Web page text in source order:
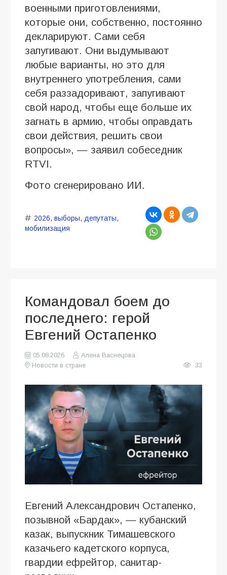
военными приготовлениями,
которые они, собственно, постоянно
декларируют. Сами себя
запугивают. Они выдумывают
любые варианты, но это для
внутреннего употребления, сами
себя раззадоривают, запугивают
свой народ, чтобы еще больше их
загнать в армию, чтобы оправдать
свои действия, решить свои
вопросы», — заявил собеседник
RTVI.
Фото сгенерировано ИИ.
2026, выборы, депутаты,
мобилизация
Командовал боем до
последнего: герой
Евгений Остапенко
05.08.2026
Алена Васнецова
Новости в стране
33
Евгений Александрович Остапенко,
позывной «Бардак», — кубанский
казак, выпускник Тимашевского
казачьего кадетского корпуса,
гвардии ефрейтор, санитар-